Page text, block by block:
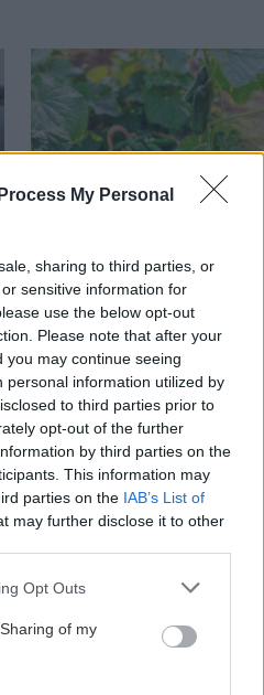
My Personal
sharing to third parties, or
sensitive information for
use the below opt-out
Please note that after your
may continue seeing
personal information utilized by
to third parties prior to
opt-out of the further
by third parties on the
This information may
parties on the IAB’s List of
may further disclose it to other
app uses one or more Google
behaviour. You may click to
and its third-party tags to
purposes in below Google
Opt Outs
of my
nakladačiek: Ako ich
podporiť k druhej vlne
kvitnutia?
S motorovou pílou sa